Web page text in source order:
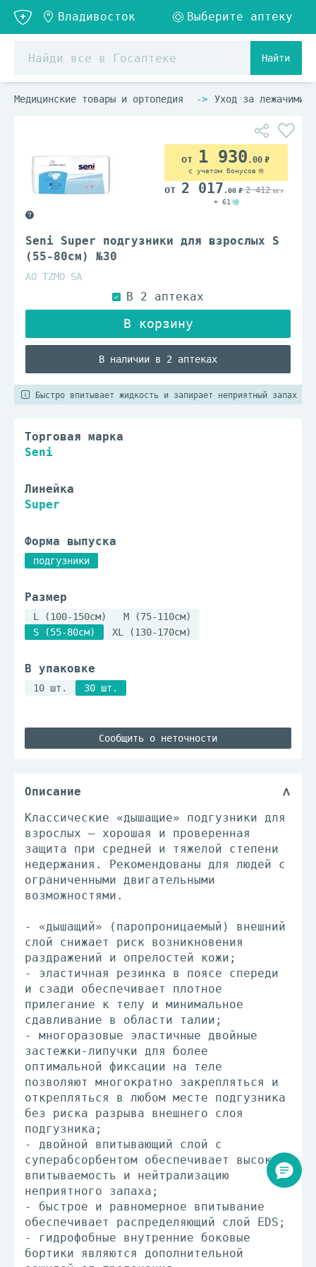
Найти
Медицинские товары и ортопедия Уход за лежачими
Seni Super подгузники для взрослых S
(55-80см) №30
АО TZMO SA
В наличии в 2 аптеках
1 930 .00
с учетом бонусов
2 017 .00 2 412.00
+ 61
Быстро впитывает жидкость и запирает неприятный запах
Торговая марка
Seni
Линейка
Super
Форма выпуска
подгузники
Размер
L (100-150см)
M (75-110см)
S (55-80см)
XL (130-170см)
В упаковке
10 шт. 30 шт.
Сообщить о неточности
Описание
Классические «дышащие» подгузники для
взрослых – хорошая и проверенная
защита при средней и тяжелой степени
недержания. Рекомендованы для людей с
ограниченными двигательными
возможностями.
- «дышащий» (паропроницаемый) внешний
слой снижает риск возникновения
раздражений и опрелостей кожи;
- эластичная резинка в поясе спереди
и сзади обеспечивает плотное
прилегание к телу и минимальное
сдавливание в области талии;
- многоразовые эластичные двойные
застежки-липучки для более
оптимальной фиксации на теле
позволяют многократно закрепляться и
открепляться в любом месте подгузника
без риска разрыва внешнего слоя
подгузника;
- двойной впитывающий слой с
суперабсорбентом обеспечивает высокую
впитываемость и нейтрализацию
неприятного запаха;
- быстрое и равномерное впитывание
обеспечивает распределяющий слой EDS;
- гидрофобные внутренние боковые
бортики являются дополнительной